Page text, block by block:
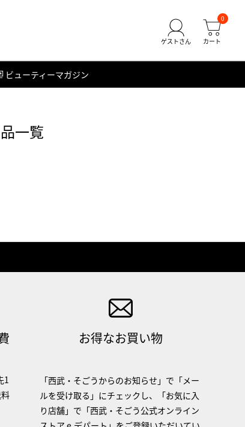
0
ビューティーマガジン
一覧
1
お得なお買い物
「西武・そごうからのお知らせ」で「メー
ルを受け取る」にチェックし、「お気に入
り店舗」で「西武・そごう公式オンライン